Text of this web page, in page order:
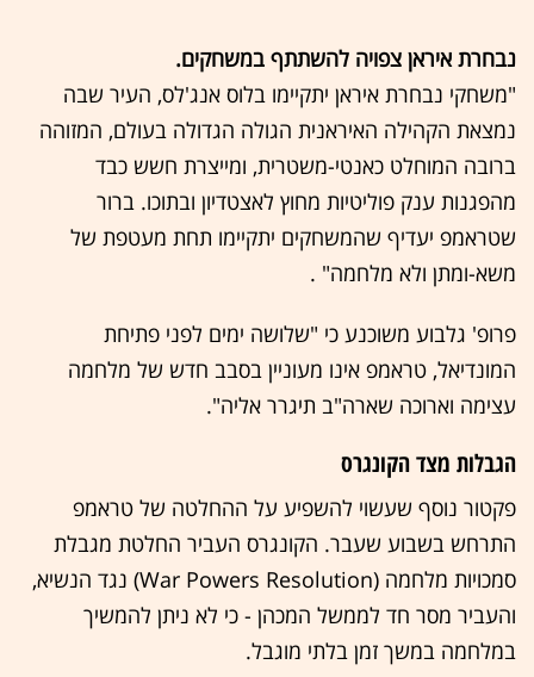
נבחרת איראן צפויה להשתתף במשחקים.
"משחקי נבחרת איראן יתקיימו בלוס אנג'לס, העיר שבה
נמצאת הקהילה האיראנית הגולה הגדולה בעולם, המזוהה
ברובה המוחלט כאנטי-משטרית, ומייצרת חשש כבד
מהפגנות ענק פוליטיות מחוץ לאצטדיון ובתוכו. ברור
שטראמפ יעדיף שהמשחקים יתקיימו תחת מעטפת של
משא-ומתן ולא מלחמה" .
פרופ' גלבוע משוכנע כי "שלושה ימים לפני פתיחת
המונדיאל, טראמפ אינו מעוניין בסבב חדש של מלחמה
עצימה וארוכה שארה"ב תיגרר אליה".
הגבלות מצד הקונגרס
פקטור נוסף שעשוי להשפיע על ההחלטה של טראמפ
התרחש בשבוע שעבר. הקונגרס העביר החלטת מגבלת
סמכויות מלחמה (War Powers Resolution) נגד הנשיא,
והעביר מסר חד לממשל המכהן - כי לא ניתן להמשיך
במלחמה במשך זמן בלתי מוגבל.